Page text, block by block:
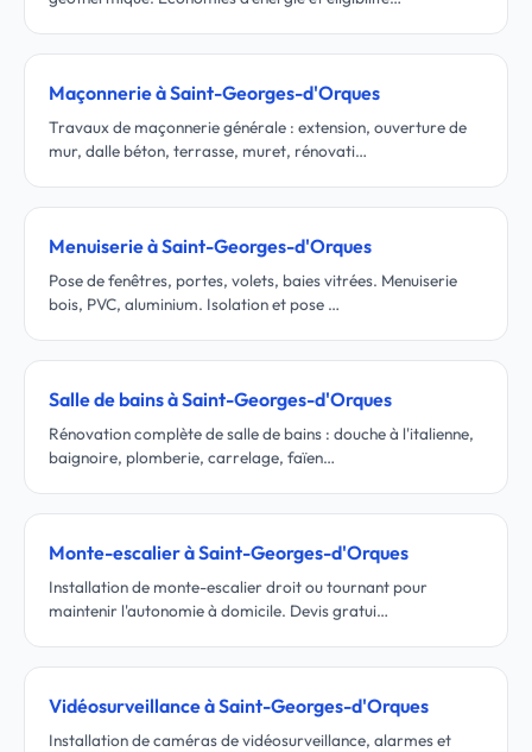
Maçonnerie à Saint-Georges-d'Orques
Travaux de maçonnerie générale : extension, ouverture de
mur, dalle béton, terrasse, muret, rénovati…
Menuiserie à Saint-Georges-d'Orques
Pose de fenêtres, portes, volets, baies vitrées. Menuiserie
bois, PVC, aluminium. Isolation et pose …
Salle de bains à Saint-Georges-d'Orques
Rénovation complète de salle de bains : douche à l'italienne,
baignoire, plomberie, carrelage, faïen…
Monte-escalier à Saint-Georges-d'Orques
Installation de monte-escalier droit ou tournant pour
maintenir l'autonomie à domicile. Devis gratui…
Vidéosurveillance à Saint-Georges-d'Orques
Installation de caméras de vidéosurveillance, alarmes et